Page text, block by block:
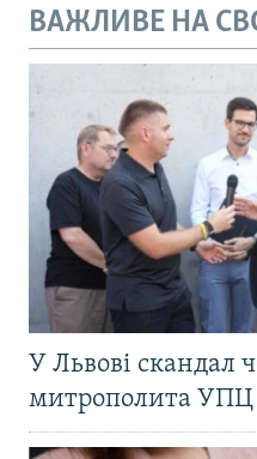
ВАЖЛИВЕ НА
У Львові скандал
митрополита УПЦ